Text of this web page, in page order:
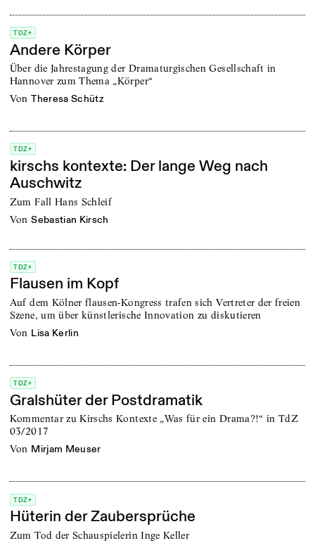
TDZ+
Andere Körper
Über die Jahrestagung der Dramaturgischen Gesellschaft in
Hannover zum Thema „Körper“
von Theresa Schütz
TDZ+
kirschs kontexte: Der lange Weg nach
Auschwitz
Zum Fall Hans Schleif
von Sebastian Kirsch
TDZ+
Flausen im Kopf
Auf dem Kölner flausen-Kongress trafen sich Vertreter der freien
Szene, um über künstlerische Innovation zu diskutieren
von Lisa Kerlin
TDZ+
Gralshüter der Postdramatik
Kommentar zu Kirschs Kontexte „Was für ein Drama?!“ in TdZ
03/2017
von Mirjam Meuser
TDZ+
Hüterin der Zaubersprüche
Zum Tod der Schauspielerin Inge Keller